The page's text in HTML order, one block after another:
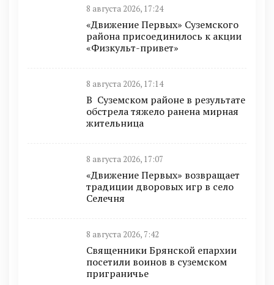
8 августа 2026, 17:24
«Движение Первых» Суземского
района присоединилось к акции
«Физкульт-привет»
8 августа 2026, 17:14
В Суземском районе в результате
обстрела тяжело ранена мирная
жительница
8 августа 2026, 17:07
«Движение Первых» возвращает
традиции дворовых игр в село
Селечня
8 августа 2026, 7:42
Священники Брянской епархии
посетили воинов в суземском
приграничье